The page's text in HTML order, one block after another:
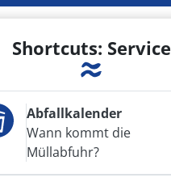
Shortcuts: Service
Abfallkalender
Wann kommt die
Müllabfuhr?